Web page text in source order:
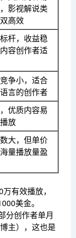
影视解说类
高效
杆，收益稳
容创作者适
争小，适合
言的创作者
优质内容易
放
大，但单价
量播放量盈
有效播放，
美金。
分创作者单月
主），这也是